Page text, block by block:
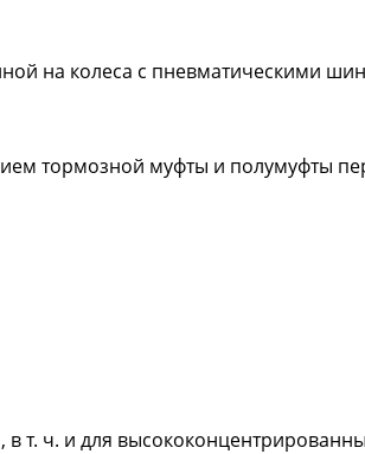
на колеса с пневматическими
тормозной муфты и полумуфты
в т. ч. и для